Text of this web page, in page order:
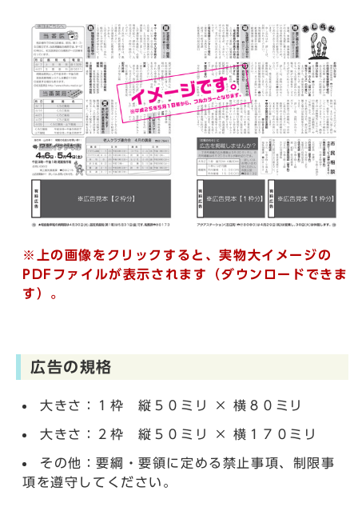
※上の画像をクリックすると、実物大イメージの
PDFファイルが表示されます（ダウンロードできま
す）。
広告の規格
大きさ：１枠 縦５０ミリ × 横８０ミリ
大きさ：２枠 縦５０ミリ × 横１７０ミリ
その他：要綱・要領に定める禁止事項、制限事
項を遵守してください。